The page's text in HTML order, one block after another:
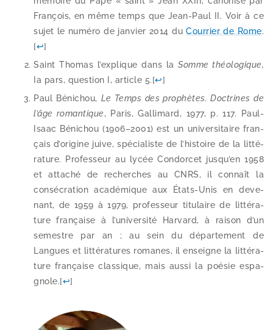
François, en même temps que Jean-​Paul II. Voir à ce
sujet le numé­ro de jan­vier 2014 duCourrier de Rome.
[↩]
Saint Thomas l’explique dans la Somme théo­lo­gique,
Ia pars, ques­tion I, article 5.[↩]
Paul Bénichou, Le Temps des pro­phètes. Doctrines de
l’âge roman­tique, Paris, Gallimard, 1977, p. 117. Paul-​
Isaac Bénichou (1906–2001) est un uni­ver­si­taire fran­
çais d’origine juive, spé­cia­liste de l’histoire de la lit­té­
ra­ture. Professeur au lycée Condorcet jusqu’en 1958
et atta­ché de recherches au CNRS, il connaît la
consé­cra­tion aca­dé­mique aux États-​Unis en deve­
nant, de 1959 à 1979, pro­fes­seur titu­laire de lit­té­ra­
ture fran­çaise à l’université Harvard, à rai­son d’un
semestre par an ; au sein du dépar­te­ment de
Langues et lit­té­ra­tures romanes, il enseigne la lit­té­ra­
ture fran­çaise clas­sique, mais aus­si la poé­sie espa­
gnole.[↩]